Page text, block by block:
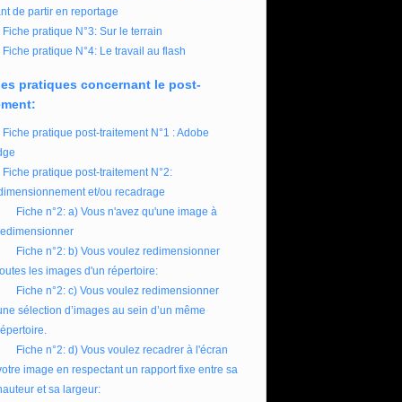
de partir en reportage
Fiche pratique N°3: Sur le terrain
Fiche pratique N°4: Le travail au flash
pratiques concernant le post-
Fiche pratique post-traitement N°1 : Adobe
Fiche pratique post-traitement N°2:
et/ou recadrage
Fiche n°2: a) Vous n'avez qu'une image à
Fiche n°2: b) Vous voulez redimensionner
les images d'un répertoire:
Fiche n°2: c) Vous voulez redimensionner
sélection d’images au sein d’un même
Fiche n°2: d) Vous voulez recadrer à l'écran
image en respectant un rapport fixe entre sa
et sa largeur: